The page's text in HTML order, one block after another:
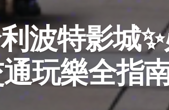
波特影城
玩樂全指